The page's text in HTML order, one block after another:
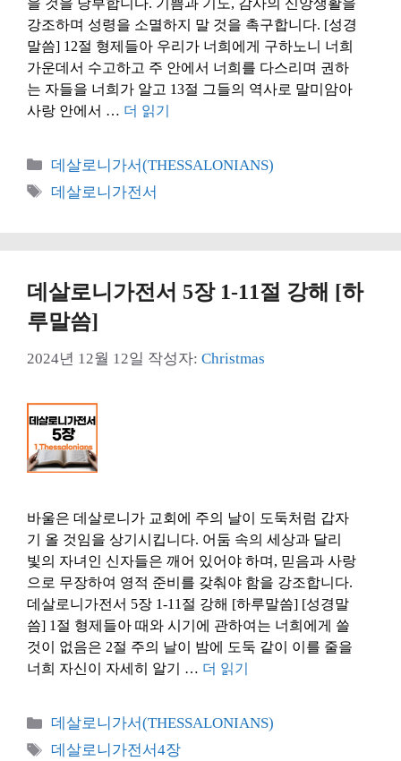
강조하며 성령을 소멸하지 말 것을 촉구합니다. [성경
말씀] 12절 형제들아 우리가 너희에게 구하노니 너희
가운데서 수고하고 주 안에서 너희를 다스리며 권하
는 자들을 너희가 알고 13절 그들의 역사로 말미암아
사랑 안에서 … 더 읽기
카
테
데살로니가서(THESSALONIANS)
태
데살로니가전서
데살로니가전서 5장 1-11절 강해 [하
루말씀]
2024년 12월 12일 작성자: Christmas
바울은 데살로니가 교회에 주의 날이 도둑처럼 갑자
기 올 것임을 상기시킵니다. 어둠 속의 세상과 달리
빛의 자녀인 신자들은 깨어 있어야 하며, 믿음과 사랑
으로 무장하여 영적 준비를 갖춰야 함을 강조합니다.
데살로니가전서 5장 1-11절 강해 [하루말씀] [성경말
씀] 1절 형제들아 때와 시기에 관하여는 너희에게 쓸
것이 없음은 2절 주의 날이 밤에 도둑 같이 이를 줄을
너희 자신이 자세히 알기 … 더 읽기
카
테
데살로니가서(THESSALONIANS)
태
데살로니가전서4장